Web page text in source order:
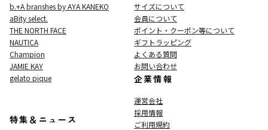
b.+A branshes by AYA KANEKO
aBity select.
THE NORTH FACE
NAUTICA
Champion
JAMIE KAY
gelato pique
特集＆ニュース
サイズについて
会員について
ポイント・クーポン等について
ギフトラッピング
よくある質問
お問い合わせ
企業情報
運営会社
採用情報
ご利用規約